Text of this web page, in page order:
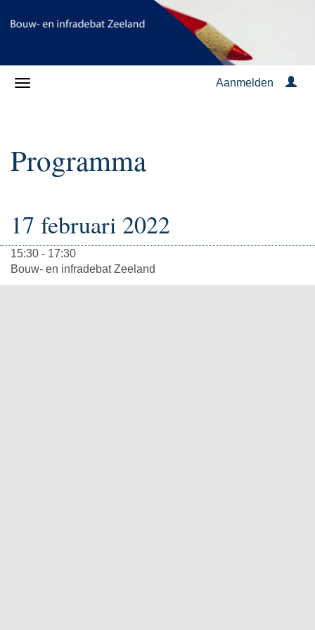
Aanmelden
Programma
17 februari 2022
15:30 - 17:30
Bouw- en infradebat Zeeland